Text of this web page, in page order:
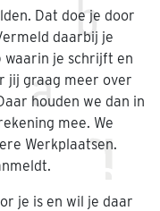
Dat doe je door
daarbij je
waarin je schrijft en
jij graag meer over
houden we dan in
mee. We
Werkplaatsen.
je is en wil je daar